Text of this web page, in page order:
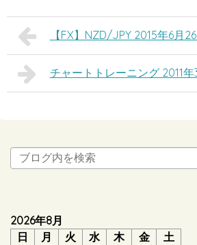
【FX】NZD/JPY 2015年6月
チャートトレーニング 2011年
2026年8月
日
月 火 水 木 金
土